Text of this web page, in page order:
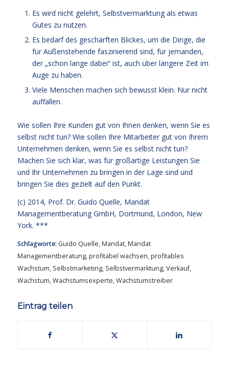
Es wird nicht gelehrt, Selbstvermarktung als etwas
Gutes zu nutzen.
Es bedarf des geschärften Blickes, um die Dinge, die
für Außenstehende faszinierend sind, für jemanden,
der „schon lange dabei“ ist, auch über längere Zeit im
Auge zu haben.
Viele Menschen machen sich bewusst klein. Nur nicht
auffallen.
Wie sollen Ihre Kunden gut von Ihnen denken, wenn Sie es
selbst nicht tun? Wie sollen Ihre Mitarbeiter gut von Ihrem
Unternehmen denken, wenn Sie es selbst nicht tun?
Machen Sie sich klar, was für großartige Leistungen Sie
und Ihr Unternehmen zu bringen in der Lage sind und
bringen Sie dies gezielt auf den Punkt.
(c) 2014, Prof. Dr. Guido Quelle, Mandat
Managementberatung GmbH, Dortmund, London, New
York. ***
Schlagworte: Guido Quelle,Mandat,Mandat
Managementberatung,profitabel wachsen,profitables
Wachstum, Selbstmarketing, Selbstvermarktung,Verkauf,
Wachstum,Wachstumsexperte,Wachstumstreiber
Eintrag teilen